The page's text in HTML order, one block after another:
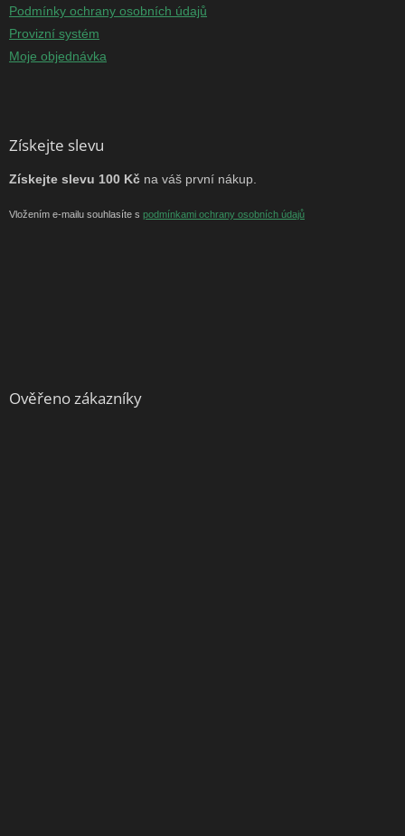
Podmínky ochrany osobních údajů
Provizní systém
Moje objednávka
Získejte slevu
Získejte slevu 100 Kč na váš první nákup.
Vložením e-mailu souhlasíte s podmínkami ochrany osobních údajů
Ověřeno zákazníky